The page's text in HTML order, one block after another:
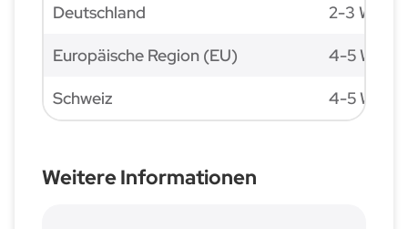
Deutschland 2-3
Europäische Region (EU) 4-5
Schweiz 4-5
Weitere Informationen